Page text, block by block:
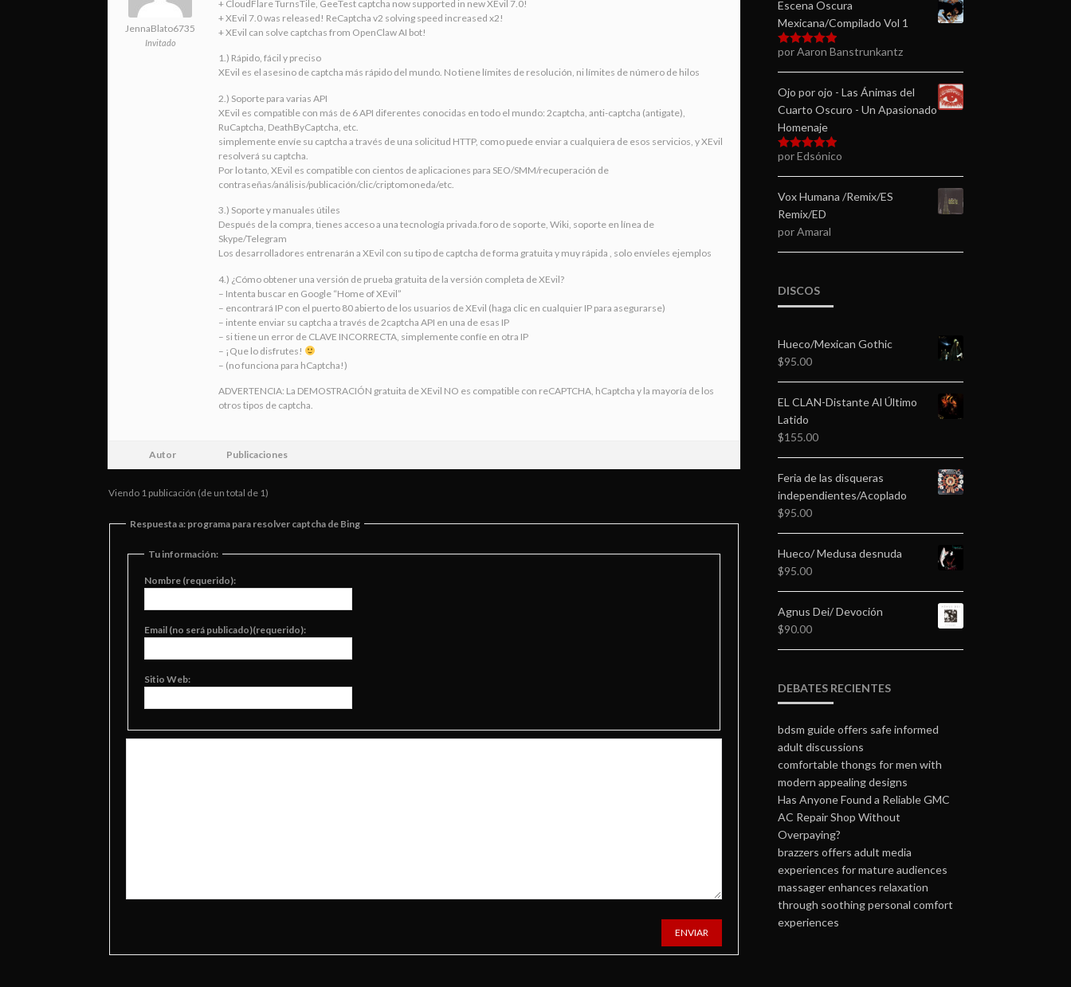
JennaBlato6735
Invitado
+ CloudFlare TurnsTile, GeeTest captcha now supported in new XEvil 7.0!
+ XEvil 7.0 was released! ReCaptcha v2 solving speed increased x2!
+ XEvil can solve captchas from OpenClaw AI bot!
1.) Rápido, fácil y preciso
XEvil es el asesino de captcha más rápido del mundo. No tiene límites de resolución, ni límites de número de hilos
2.) Soporte para varias API
XEvil es compatible con más de 6 API diferentes conocidas en todo el mundo: 2captcha, anti-captcha (antigate),
RuCaptcha, DeathByCaptcha, etc.
simplemente envíe su captcha a través de una solicitud HTTP, como puede enviar a cualquiera de esos servicios, y XEvil
resolverá su captcha.
Por lo tanto, XEvil es compatible con cientos de aplicaciones para SEO/SMM/recuperación de
contraseñas/análisis/publicación/clic/criptomoneda/etc.
3.) Soporte y manuales útiles
Después de la compra, tienes acceso a una tecnología privada.foro de soporte, Wiki, soporte en línea de
Skype/Telegram
Los desarrolladores entrenarán a XEvil con su tipo de captcha de forma gratuita y muy rápida , solo envíeles ejemplos
4.) ¿Cómo obtener una versión de prueba gratuita de la versión completa de XEvil?
– Intenta buscar en Google “Home of XEvil”
– encontrará IP con el puerto 80 abierto de los usuarios de XEvil (haga clic en cualquier IP para asegurarse)
– intente enviar su captcha a través de 2captcha API en una de esas IP
– si tiene un error de CLAVE INCORRECTA, simplemente confíe en otra IP
– ¡Que lo disfrutes!
– (no funciona para hCaptcha!)
ADVERTENCIA: La DEMOSTRACIÓN gratuita de XEvil NO es compatible con reCAPTCHA, hCaptcha y la mayoría de los
otros tipos de captcha.
Autor Publicaciones
Viendo 1 publicación (de un total de 1)
Respuesta a: programa para resolver captcha de Bing
Tu información:
Nombre (requerido):
Email (no será publicado)(requerido):
Sitio Web:
ENVIAR
Escena Oscura
Mexicana/Compilado Vol 1
Valorado en
por Aaron Banstrunkantz
Ojo por ojo - Las Ánimas del
Cuarto Oscuro - Un Apasionado
Homenaje
Valorado en
por Edsónico
Vox Humana /Remix/ES
Remix/ED
por Amaral
DISCOS
Hueco/Mexican Gothic
$95.00
EL CLAN-Distante Al Último
Latido
$155.00
Feria de las disqueras
independientes/Acoplado
$95.00
Hueco/ Medusa desnuda
$95.00
Agnus Dei/ Devoción
$90.00
DEBATES RECIENTES
bdsm guide offers safe informed
adult discussions
comfortable thongs for men with
modern appealing designs
Has Anyone Found a Reliable GMC
AC Repair Shop Without
Overpaying?
brazzers offers adult media
experiences for mature audiences
massager enhances relaxation
through soothing personal comfort
experiences